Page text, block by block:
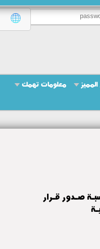
المميز معلومات تهمك
صـدور قـرار